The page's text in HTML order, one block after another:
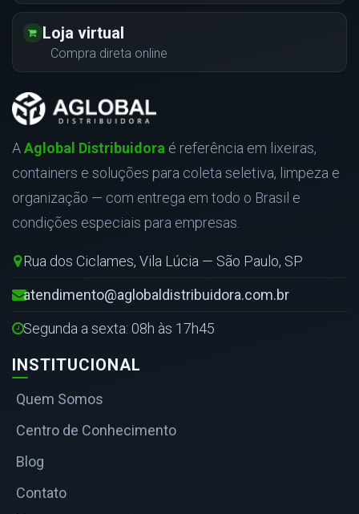
Loja virtual
Compra direta online
AAglobal Distribuidora é referência em lixeiras,
containers e soluções para coleta seletiva, limpeza e
organização — com entrega em todo o Brasil e
condições especiais para empresas.
Rua dos Ciclames, Vila Lúcia — São Paulo, SP
atendimento@aglobaldistribuidora.com.br
Segunda a sexta: 08h às 17h45
INSTITUCIONAL
Quem Somos
Centro de Conhecimento
Blog
Contato